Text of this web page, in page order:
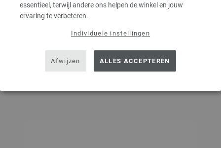
essentieel, terwijl andere ons helpen de winkel en jouw
ervaring te verbeteren.
Individuele instellingen
Afwijzen ALLES ACCEPTEREN